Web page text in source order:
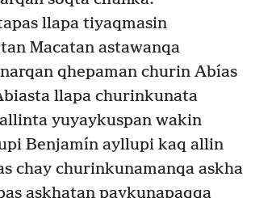
llapa tiyaqmasin
Macatan astawanqa
qhepaman churin Abías
llapa churinkunata
yuyaykuspan wakin
Benjamín ayllupi kaq allin
chay churinkunamanqa askha
askhatan paykunapaqqa